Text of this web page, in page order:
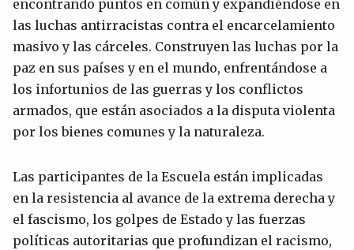
encontrando puntos en común y expandiéndose en
las luchas antirracistas contra el encarcelamiento
masivo y las cárceles. Construyen las luchas por la
paz en sus países y en el mundo, enfrentándose a
los infortunios de las guerras y los conflictos
armados, que están asociados a la disputa violenta
por los bienes comunes y la naturaleza.
Las participantes de la Escuela están implicadas
en la resistencia al avance de la extrema derecha y
el fascismo, los golpes de Estado y las fuerzas
políticas autoritarias que profundizan el racismo,